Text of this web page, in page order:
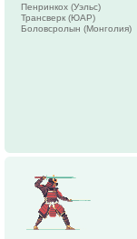
Пенринкох (Уэльс)
Трансверк (ЮАР)
Боловсролын (Монголия)